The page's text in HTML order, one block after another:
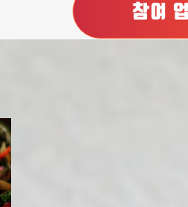
참여